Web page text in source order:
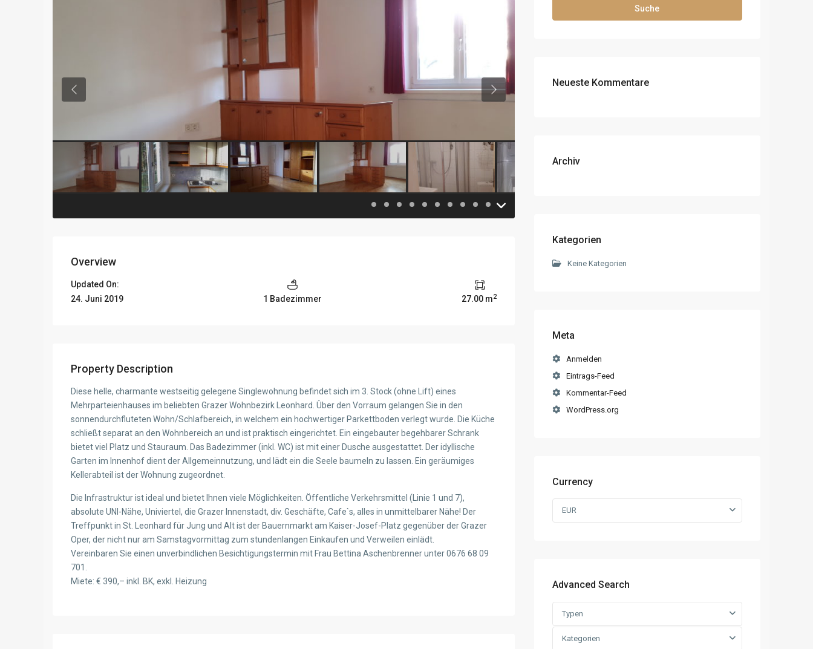
Previous Previous
Overview
Updated On:
24. Juni 2019
1 Badezimmer 27.00 m2
Property Description
Diese helle, charmante westseitig gelegene Singlewohnung befindet sich im 3. Stock (ohne Lift) eines
Mehrparteienhauses im beliebten Grazer Wohnbezirk Leonhard. Über den Vorraum gelangen Sie in den
sonnendurchfluteten Wohn/Schlafbereich, in welchem ein hochwertiger Parkettboden verlegt wurde. Die Küche
schließt separat an den Wohnbereich an und ist praktisch eingerichtet. Ein eingebauter begehbarer Schrank
bietet viel Platz und Stauraum. Das Badezimmer (inkl. WC) ist mit einer Dusche ausgestattet. Der idyllische
Garten im Innenhof dient der Allgemeinnutzung, und lädt ein die Seele baumeln zu lassen. Ein geräumiges
Kellerabteil ist der Wohnung zugeordnet.
Die Infrastruktur ist ideal und bietet Ihnen viele Möglichkeiten. Öffentliche Verkehrsmittel (Linie 1 und 7),
absolute UNI-Nähe, Univiertel, die Grazer Innenstadt, div. Geschäfte, Cafe`s, alles in unmittelbarer Nähe! Der
Treffpunkt in St. Leonhard für Jung und Alt ist der Bauernmarkt am Kaiser-Josef-Platz gegenüber der Grazer
Oper, der nicht nur am Samstagvormittag zum stundenlangen Einkaufen und Verweilen einlädt.
Vereinbaren Sie einen unverbindlichen Besichtigungstermin mit Frau Bettina Aschenbrenner unter 0676 68 09
701.
Miete: € 390,– inkl. BK, exkl. Heizung
Suche
Neueste Kommentare
Archiv
Kategorien
Keine Kategorien
Meta
Anmelden
Eintrags-Feed
Kommentar-Feed
WordPress.org
Currency
EUR
Advanced Search
Typen
Kategorien